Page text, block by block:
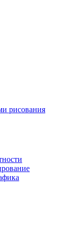
рисования